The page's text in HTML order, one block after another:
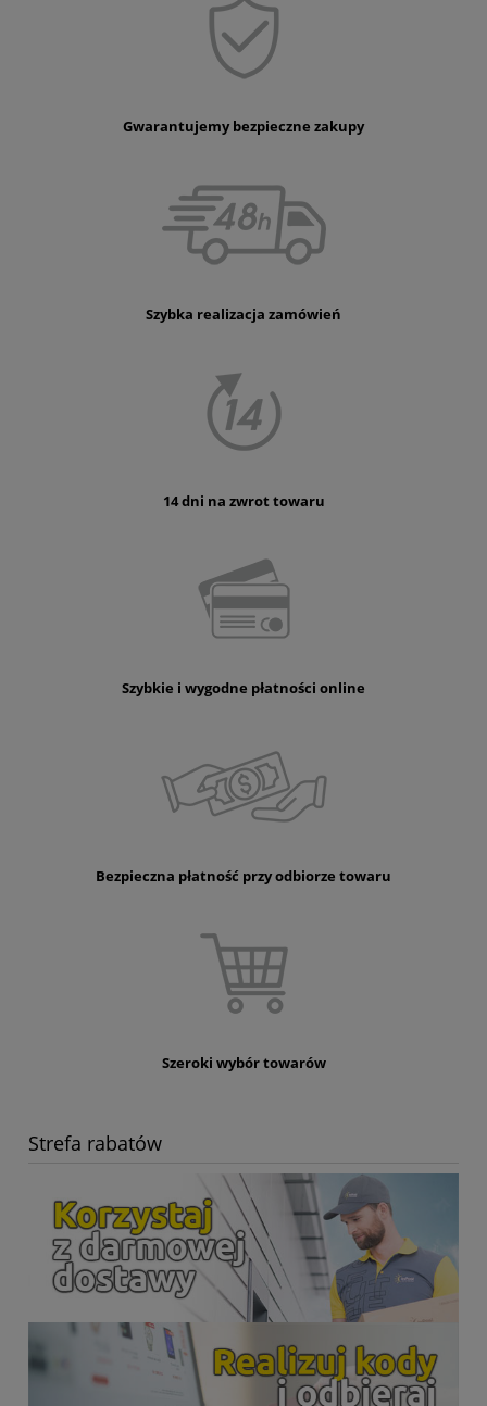
Gwarantujemy bezpieczne zakupy
Szybka realizacja zamówień
14 dni na zwrot towaru
Szybkie i wygodne płatności online
Bezpieczna płatność przy odbiorze towaru
Szeroki wybór towarów
Strefa rabatów